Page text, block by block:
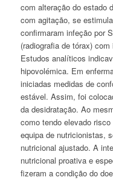
com alteração do estado
com agitação, se
confirmaram infeção por
(radiografia de tórax)
Estudos analíticos
hipovolémica. Em
iniciadas medidas de
estável. Assim, foi
da desidratação. Ao
como tendo elevado
equipa de nutricionistas,
nutricional ajustado. A
nutricional proativa e
fizeram a condição do